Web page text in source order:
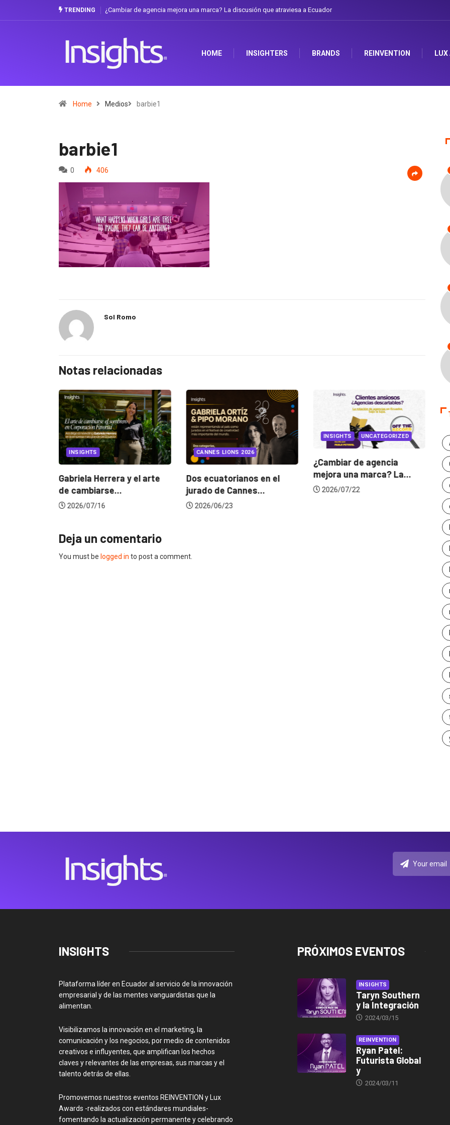
TRENDING ¿Cambiar de agencia mejora una marca? La discusión que atraviesa a Ecuador
HOME INSIGHTERS BRANDS REINVENTION LUX
Home Medios barbie1
barbie1
0 406
Sol Romo
Notas relacionadas
INSIGHTS
Gabriela Herrera y el arte
de cambiarse...
2026/07/16
CANNES LIONS 2026
Dos ecuatorianos en el
jurado de Cannes...
2026/06/23
INSIGHTS UNCATEGORIZED
¿Cambiar de agencia
mejora una marca? La...
2026/07/22
Deja un comentario
You must be logged in to post a comment.
INSIGHTS
Plataforma líder en Ecuador al servicio de la innovación
empresarial y de las mentes vanguardistas que la
alimentan.
Visibilizamos la innovación en el marketing, la
comunicación y los negocios, por medio de contenidos
creativos e influyentes, que amplifican los hechos
claves y relevantes de las empresas, sus marcas y el
talento detrás de ellas.
Promovemos nuestros eventos REINVENTION y Lux
Awards -realizados con estándares mundiales-
fomentando la actualización permanente y celebrando
PRÓXIMOS EVENTOS
INSIGHTS
Taryn Southern
y la Integración
2024/03/15
REINVENTION
Ryan Patel:
Futurista Global
y
2024/03/11